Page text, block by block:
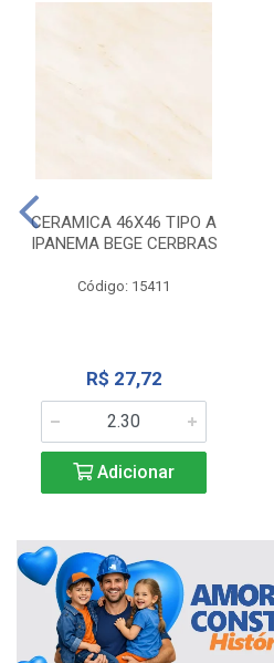
CERAMICA 46X46 TIPO A
IPANEMA BEGE CERBRAS
Código: 15411
R$ 27,72
Adicionar